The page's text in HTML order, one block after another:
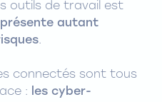
outils de travail est
autant
.
connectés sont tous
:
les cyber-